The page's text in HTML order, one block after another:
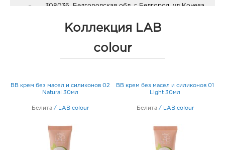
308036, Белгородская обл, г Белгород, ул Конева,
График работы:9:00 - 18:00
График работы:9:00 - 21:00
308009, Белгородская обл, г Белгород, ул 50-
летия Белгородской области, д. 11
График работы:
Коллекция LAB
colour
BB крем без масел и силиконов 02
Natural 30мл
Белита / LAB colour
BB крем без масел и силиконов 01
Light 30мл
Белита / LAB colour